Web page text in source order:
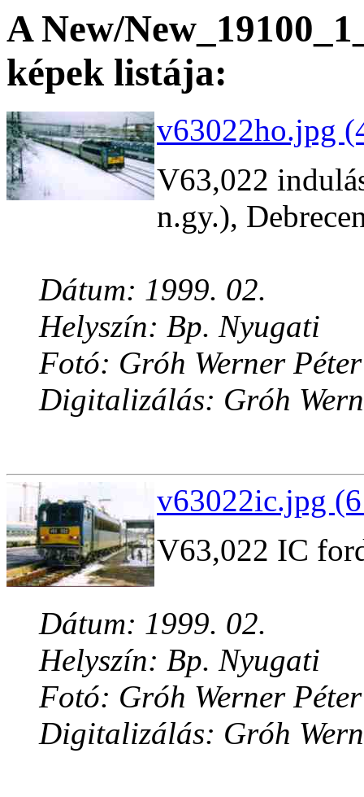
A New/
képek listája:
v63022ho.jpg
V63,022
n.gy.),
Dátum: 1999. 02.
Helyszín: Bp. Nyugati
Fotó: Gróh Werner Péter
Digitalizálás: Gróh
v63022ic.jpg
V63,022 IC
Dátum: 1999. 02.
Helyszín: Bp. Nyugati
Fotó: Gróh Werner Péter
Digitalizálás: Gróh